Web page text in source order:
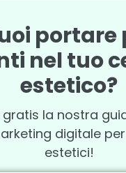
portare
nel tuo
estetico?
gratis la nostra
digitale
estetici!